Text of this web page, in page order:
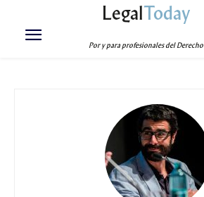
LegalToday
Por y para profesionales del Derecho